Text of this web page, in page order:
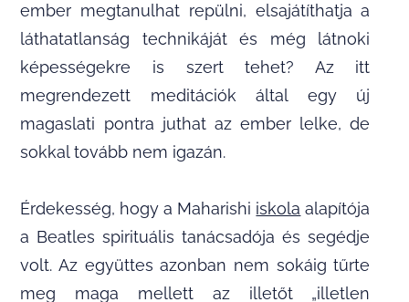
ember megtanulhat repülni, elsajátíthatja a
láthatatlanság technikáját és még látnoki
képességekre is szert tehet? Az itt
megrendezett meditációk által egy új
magaslati pontra juthat az ember lelke, de
sokkal tovább nem igazán.
Érdekesség, hogy a Maharishi iskola alapítója
a Beatles spirituális tanácsadója és segédje
volt. Az együttes azonban nem sokáig tűrte
meg maga mellett az illetőt „illetlen